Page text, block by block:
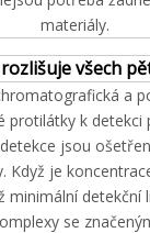
materiály.
všech
a
protilátky k detekci
jsou
Když je
minimální detekční
se